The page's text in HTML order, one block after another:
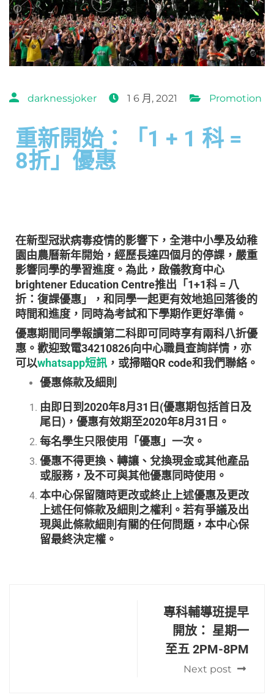
darknessjoker 1 6 月, 2021 Promotion
重新開始：「1 + 1 科 =
8折」優惠
在新型冠狀病毒疫情的影響下，全港中小學及幼稚
園由農曆新年開始，經歷長達四個月的停課，嚴重
影響同學的學習進度。為此，啟儀教育中心
brightener Education Centre推出「1+1科 = 八
折：復課優惠」，和同學一起更有效地追回落後的
時間和進度，同時為考試和下學期作更好準備。
優惠期間同學報讀第二科即可同時享有兩科八折優
惠。歡迎致電34210826向中心職員查詢詳情，亦
可以whatsapp短訊，或掃瞄QR code和我們聯絡。
優惠條款及細則
由即日到2020年8月31日(優惠期包括首日及
尾日)，優惠有效期至2020年8月31日。
每名學生只限使用「優惠」一次。
優惠不得更換、轉讓、兌換現金或其他產品
或服務，及不可與其他優惠同時使用。
本中心保留隨時更改或終止上述優惠及更改
上述任何條款及細則之權利。若有爭議及出
現與此條款細則有關的任何問題，本中心保
留最終決定權。
專科輔導班提早
開放： 星期一
至五 2PM-8PM
Next post